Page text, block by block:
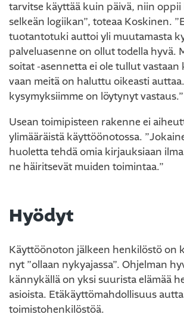
tarvitse käyttää kuin päivä, niin oppii
selkeän logiikan”, toteaa Koskinen.
tuotantotuki auttoi yli muutamasta
palveluasenne on ollut todella hyvä.
soitat -asennetta ei ole tullut vastaan
vaan meitä on haluttu oikeasti
kysymyksiimme on löytynyt vastaus.”
Usean toimipisteen rakenne ei
ylimääräistä käyttöönotossa.
huoletta tehdä omia kirjauksiaan
ne häiritsevät muiden toimintaa.”
Hyödyt
Käyttöönoton jälkeen henkilöstö on
nyt ”ollaan nykyajassa”. Ohjelman
kännykällä on yksi suurista elämää
asioista. Etäkäyttömahdollisuus
toimistohenkilöstöä.